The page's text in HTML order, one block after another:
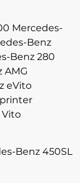
Mercedes-
Benz
Benz 280
AMG
eVito
Vito
Benz 450SL